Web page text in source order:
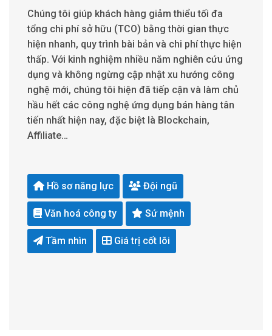
Chúng tôi giúp khách hàng giảm thiểu tối đa
tổng chi phí sở hữu (TCO) bằng thời gian thực
hiện nhanh, quy trình bài bản và chi phí thực hiện
thấp. Với kinh nghiệm nhiều năm nghiên cứu ứng
dụng và không ngừng cập nhật xu hướng công
nghệ mới, chúng tôi hiện đã tiếp cận và làm chủ
hầu hết các công nghệ ứng dụng bán hàng tân
tiến nhất hiện nay, đặc biệt là Blockchain,
Affiliate…
Hồ sơ năng lực Đội ngũ
Văn hoá công ty Sứ mệnh
Tầm nhìn Giá trị cốt lõi